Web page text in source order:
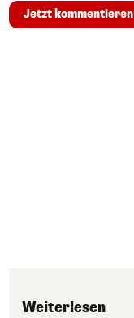
Jetzt kommentieren
Weiterlesen